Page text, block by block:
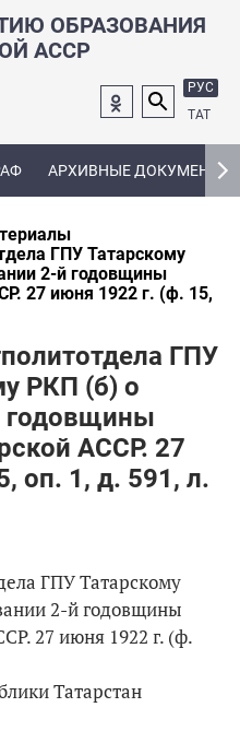
ОБРАЗОВАНИЯ
АССР
РУС
ТАТ
АРХИВНЫЕ ДОКУМЕНТЫ
ГПУ Татарскому
2-й годовщины
27 июня 1922 г. (ф. 15,
ГПУ
РКП (б) о
годовщины
АССР. 27
оп. 1, д. 591, л.
ГПУ Татарскому
2-й годовщины
27 июня 1922 г. (ф.
Татарстан